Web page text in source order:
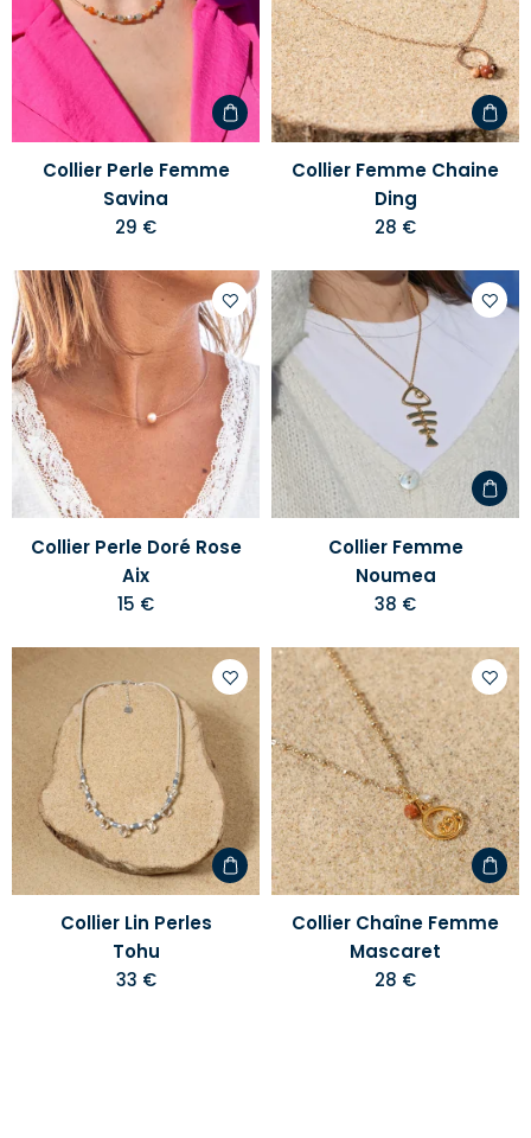
votre
liste
d'envies
Collier Perle Femme
Savina
29 €
votre
liste
Collier Femme Chaine
Ding
28 €
Ajouter
à
votre
liste
d'envies
Collier Perle Doré Rose
Aix
15 €
votre
liste
Collier Femme
Noumea
38 €
Ajouter
à
votre
liste
d'envies
Collier Lin Perles
Tohu
33 €
à
votre
liste
Collier Chaîne Femme
Mascaret
28 €